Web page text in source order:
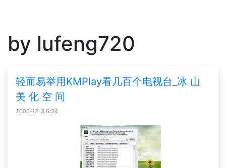
by lufeng720
轻而易举用KMPlay看几百个电视台_冰 山
美 化 空 间
2006-12-3 6:34